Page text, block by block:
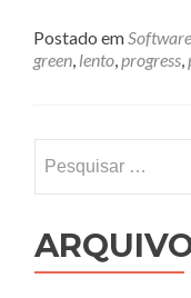
Postado emSoftware
green, lento,progress,
por: